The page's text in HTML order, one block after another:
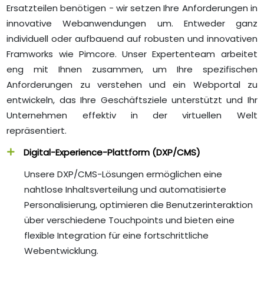
Ersatzteilen benötigen - wir setzen Ihre Anforderungen in
innovative Webanwendungen um. Entweder ganz
individuell oder aufbauend auf robusten und innovativen
Framworks wie Pimcore. Unser Expertenteam arbeitet
eng mit Ihnen zusammen, um Ihre spezifischen
Anforderungen zu verstehen und ein Webportal zu
entwickeln, das Ihre Geschäftsziele unterstützt und Ihr
Unternehmen effektiv in der virtuellen Welt
repräsentiert.
Digital-Experience-Plattform (DXP/CMS)
Unsere DXP/CMS-Lösungen ermöglichen eine
nahtlose Inhaltsverteilung und automatisierte
Personalisierung, optimieren die Benutzerinteraktion
über verschiedene Touchpoints und bieten eine
flexible Integration für eine fortschrittliche
Webentwicklung.